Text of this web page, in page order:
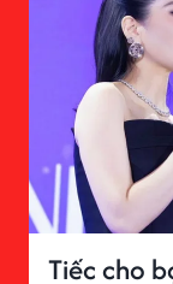
Tiếc cho